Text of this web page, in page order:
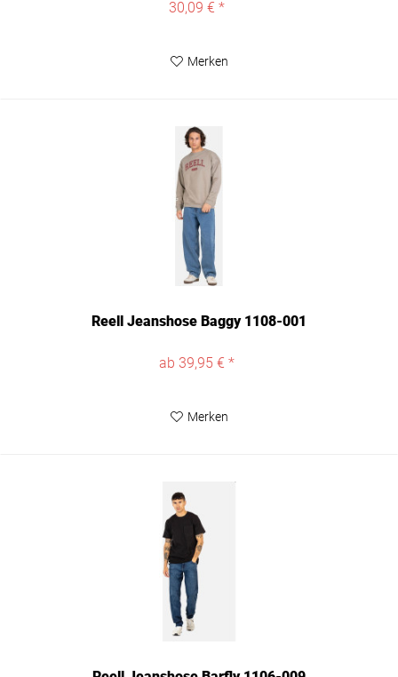
30,09 € *
Merken
Reell Jeanshose Baggy 1108-001
ab 39,95 € *
Merken